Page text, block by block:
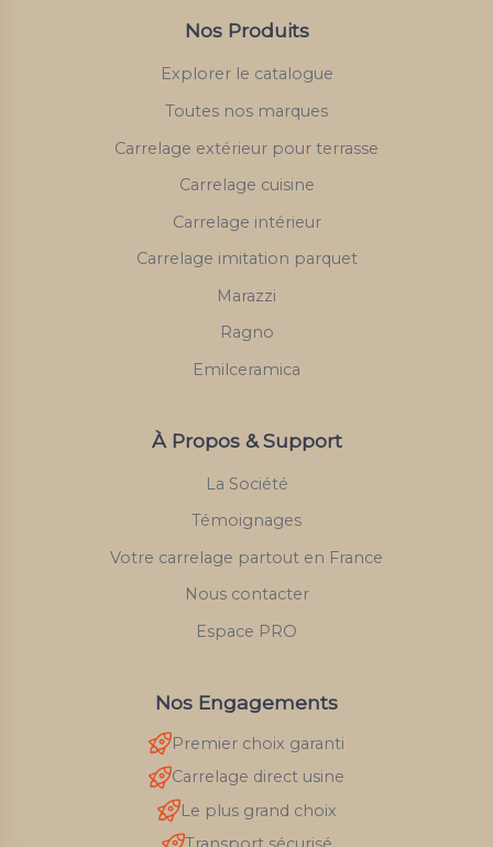
Nos Produits
Explorer le catalogue
Toutes nos marques
Carrelage extérieur pour terrasse
Carrelage cuisine
Carrelage intérieur
Carrelage imitation parquet
Marazzi
Ragno
Emilceramica
À Propos & Support
La Société
Témoignages
Votre carrelage partout en France
Nous contacter
Espace PRO
Nos Engagements
Premier choix garanti
Carrelage direct usine
Le plus grand choix